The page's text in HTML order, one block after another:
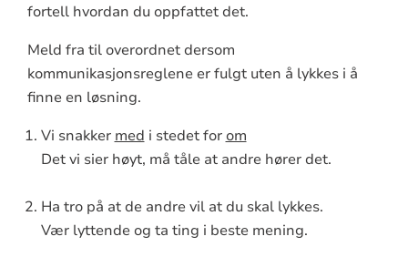
fortell hvordan du oppfattet det.
Meld fra til overordnet dersom
kommunikasjonsreglene er fulgt uten å lykkes i å
finne en løsning.
Vi snakker med i stedet for om
Det vi sier høyt, må tåle at andre hører det.
Ha tro på at de andre vil at du skal lykkes.
Vær lyttende og ta ting i beste mening.